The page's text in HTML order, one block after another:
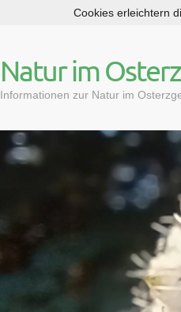
p
t
c
Natur im
Informationen zur Natur im
Cookies erleichtern